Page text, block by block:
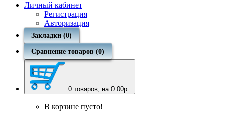
Личный кабинет
Регистрация
Авторизация
Закладки (0)
Сравнение товаров (0)
0 товаров, на 0.00р.
В корзине пусто!